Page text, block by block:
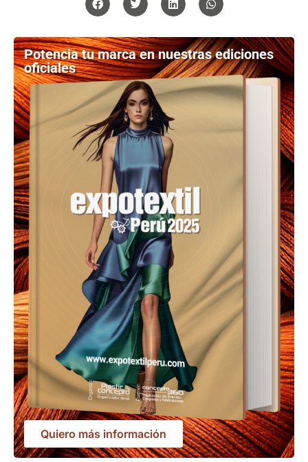
Potencia tu marca en nuestras ediciones
oficiales
Quiero más información